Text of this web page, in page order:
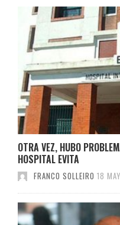
OTRA VEZ, HUBO
HOSPITAL EVITA
FRANCO SOLLEIRO 18